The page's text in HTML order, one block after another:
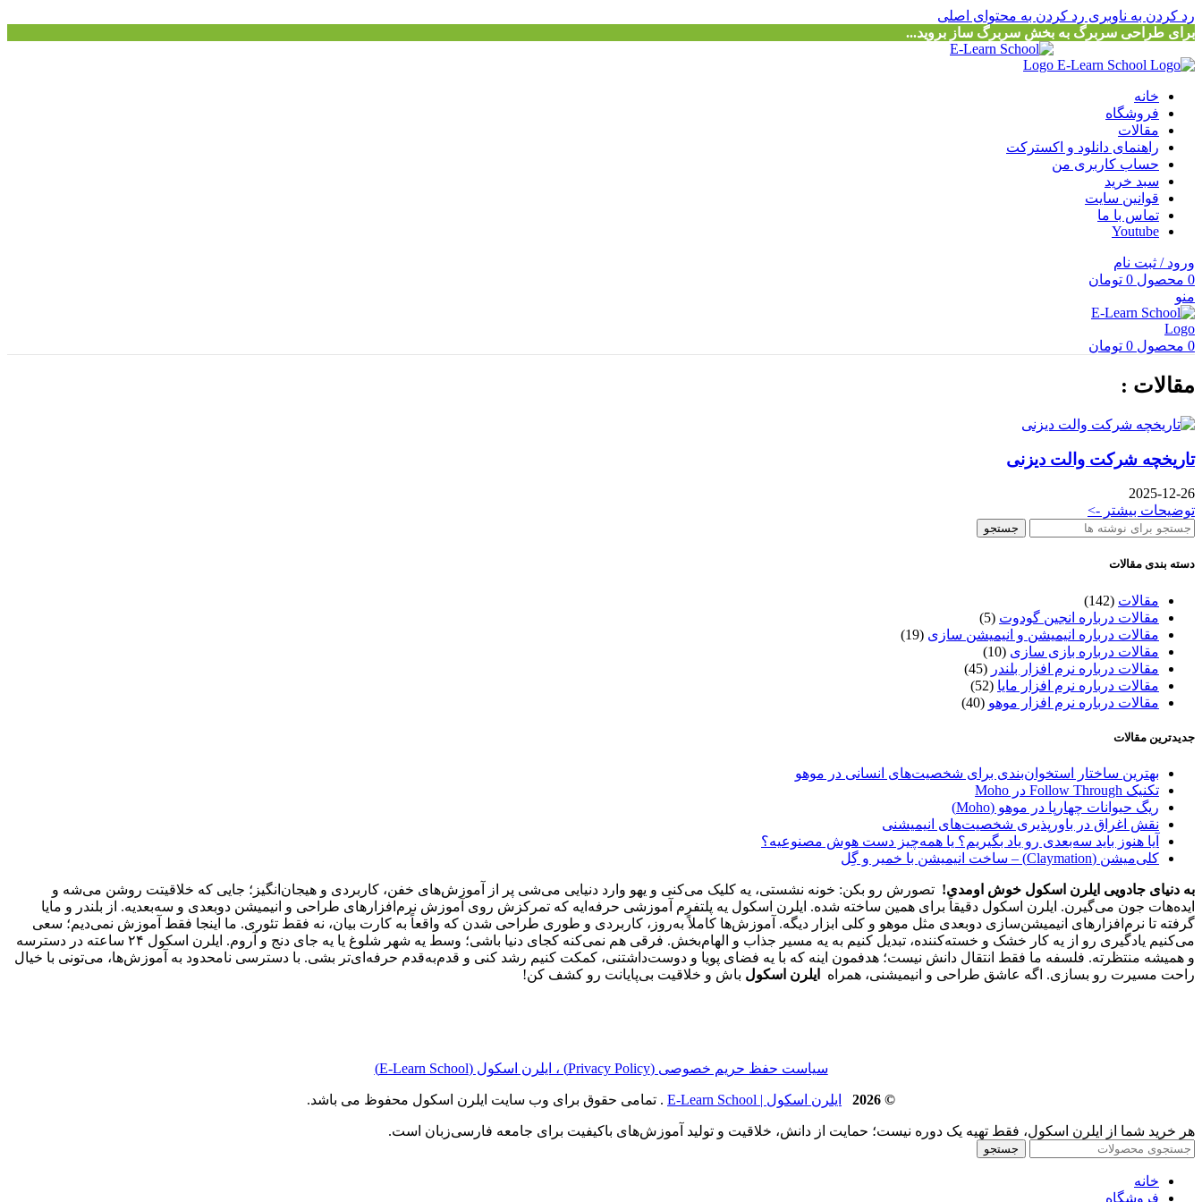
رد کردن به ناوبری رد کردن به محتوای اصلی
برای طراحی سربرگ به بخش سربرگ ساز بروید...
خانه
فروشگاه
مقالات
راهنمای دانلود و اکسترکت
حساب کاربری من
سبد خرید
قوانین سایت
تماس با ما
Youtube
ورود / ثبت نام
0 محصول 0 تومان
منو
0 محصول 0 تومان
مقالات :
تاریخچه شرکت والت دیزنی
2025-12-26
توضیحات بیشتر ->
جستجو
دسته بندی مقالات
مقالات (142)
مقالات درباره انجین گودوت (5)
مقالات درباره انیمیشن و انیمیشن سازی (19)
مقالات درباره بازی سازی (10)
مقالات درباره نرم افزار بلندر (45)
مقالات درباره نرم افزار مایا (52)
مقالات درباره نرم افزار موهو (40)
جدیدترین مقالات
بهترین ساختار استخوان‌بندی برای شخصیت‌های انسانی در موهو
تکنیک Follow Through در Moho
ریگ حیوانات چهارپا در موهو (Moho)
نقش اغراق در باورپذیری شخصیت‌های انیمیشنی
آیا هنوز باید سه‌بعدی‌ رو یاد بگیریم؟ یا همه‌چیز دست هوش مصنوعیه؟
کلی‌میشن (Claymation) – ساخت انیمیشن با خمیر و گِل
به دنیای جادویی ایلرن اسکول خوش اومدی! تصورش رو بکن: خونه نشستی، یه کلیک می‌کنی و یهو وارد دنیایی می‌شی پر از آموزش‌های خفن، کاربردی و هیجان‌انگیز؛ جایی که خلاقیتت روشن می‌شه و
ایده‌هات جون می‌گیرن. ایلرن اسکول دقیقاً برای همین ساخته شده. ایلرن اسکول یه پلتفرم آموزشی حرفه‌ایه که تمرکزش روی آموزش نرم‌افزارهای طراحی و انیمیشن دو‌بعدی و سه‌بعدیه. از بلندر و مایا
گرفته تا نرم‌افزارهای انیمیشن‌سازی دوبعدی مثل موهو و کلی ابزار دیگه. آموزش‌ها کاملاً به‌روز، کاربردی و طوری طراحی شدن که واقعاً به کارت بیان، نه فقط تئوری. ما اینجا فقط آموزش نمی‌دیم؛ سعی
می‌کنیم یادگیری رو از یه کار خشک و خسته‌کننده، تبدیل کنیم به یه مسیر جذاب و الهام‌بخش. فرقی هم نمی‌کنه کجای دنیا باشی؛ وسط یه شهر شلوغ یا یه جای دنج و آروم. ایلرن اسکول ۲۴ ساعته در دسترسه
و همیشه منتظرته. فلسفه ما فقط انتقال دانش نیست؛ هدفمون اینه که با یه فضای پویا و دوست‌داشتنی، کمکت کنیم رشد کنی و قدم‌به‌قدم حرفه‌ای‌تر بشی. با دسترسی نامحدود به آموزش‌ها، می‌تونی با خیال
راحت مسیرت رو بسازی. اگه عاشق طراحی و انیمیشنی، همراه
ایلرن اسکول باش و خلاقیت بی‌پایانت رو کشف کن!
سیاست حفظ حریم خصوصی (Privacy Policy) ، ایلرن اسکول (E‑Learn School)
© 2026 ایلرن اسکول | E-Learn School . تمامی حقوق برای وب سایت ایلرن اسکول محفوظ می باشد.
هر خرید شما از ایلرن اسکول، فقط تهیه یک دوره نیست؛ حمایت از دانش، خلاقیت و تولید آموزش‌های باکیفیت برای جامعه فارسی‌زبان است.
جستجو
خانه
فروشگاه